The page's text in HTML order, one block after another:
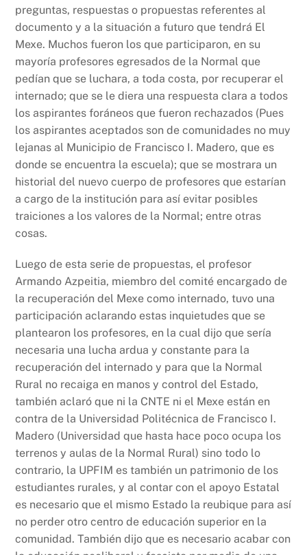
preguntas, respuestas o propuestas referentes al
documento y a la situación a futuro que tendrá El
Mexe. Muchos fueron los que participaron, en su
mayoría profesores egresados de la Normal que
pedían que se luchara, a toda costa, por recuperar el
internado; que se le diera una respuesta clara a todos
los aspirantes foráneos que fueron rechazados (Pues
los aspirantes aceptados son de comunidades no muy
lejanas al Municipio de Francisco I. Madero, que es
donde se encuentra la escuela); que se mostrara un
historial del nuevo cuerpo de profesores que estarían
a cargo de la institución para así evitar posibles
traiciones a los valores de la Normal; entre otras
cosas.
Luego de esta serie de propuestas, el profesor
Armando Azpeitia, miembro del comité encargado de
la recuperación del Mexe como internado, tuvo una
participación aclarando estas inquietudes que se
plantearon los profesores, en la cual dijo que sería
necesaria una lucha ardua y constante para la
recuperación del internado y para que la Normal
Rural no recaiga en manos y control del Estado,
también aclaró que ni la CNTE ni el Mexe están en
contra de la Universidad Politécnica de Francisco I.
Madero (Universidad que hasta hace poco ocupa los
terrenos y aulas de la Normal Rural) sino todo lo
contrario, la UPFIM es también un patrimonio de los
estudiantes rurales, y al contar con el apoyo Estatal
es necesario que el mismo Estado la reubique para así
no perder otro centro de educación superior en la
comunidad. También dijo que es necesario acabar con